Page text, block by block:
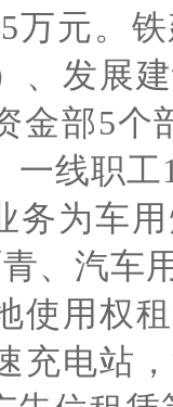
万元。
、发展
金部5个
一线职工
务为车
、汽车
使用权
充电站